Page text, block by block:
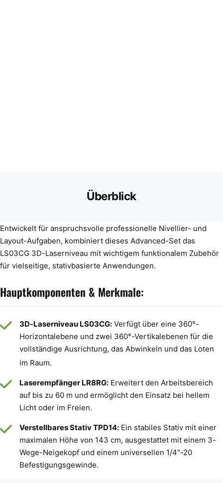
Überblick
Entwickelt für anspruchsvolle professionelle Nivellier- und
Layout-Aufgaben, kombiniert dieses Advanced-Set das
LS03CG 3D-Laserniveau mit wichtigem funktionalem Zubehör
für vielseitige, stativbasierte Anwendungen.
Hauptkomponenten & Merkmale:
3D-Laserniveau LS03CG: Verfügt über eine 360°-
Horizontalebene und zwei 360°-Vertikalebenen für die
vollständige Ausrichtung, das Abwinkeln und das Loten
im Raum.
Laserempfänger LR8RG: Erweitert den Arbeitsbereich
auf bis zu 60 m und ermöglicht den Einsatz bei hellem
Licht oder im Freien.
Verstellbares Stativ TPD14: Ein stabiles Stativ mit einer
maximalen Höhe von 143 cm, ausgestattet mit einem 3-
Wege-Neigekopf und einem universellen 1/4"-20
Befestigungsgewinde.